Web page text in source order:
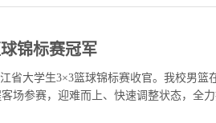
锦标赛冠军
省大学生3×3篮球锦标赛收官。我校男
场参赛，迎难而上、快速调整状态，全